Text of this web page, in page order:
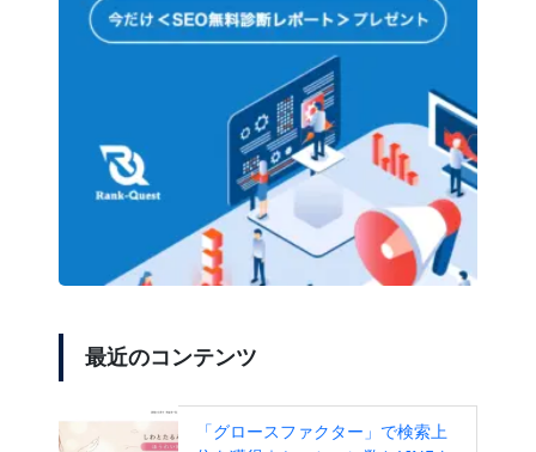
最近のコンテンツ
「グロースファクター」で検索上